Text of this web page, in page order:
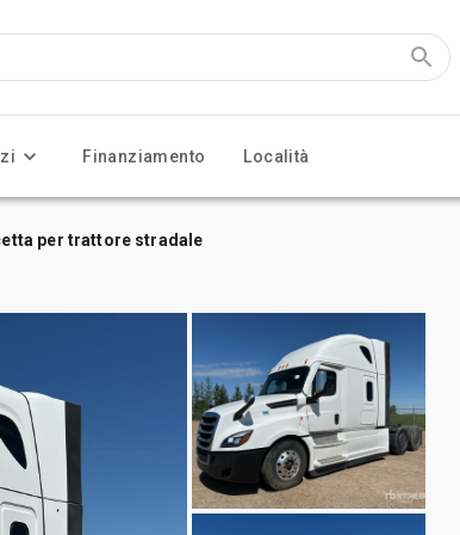
Finanziamento Località
per trattore stradale